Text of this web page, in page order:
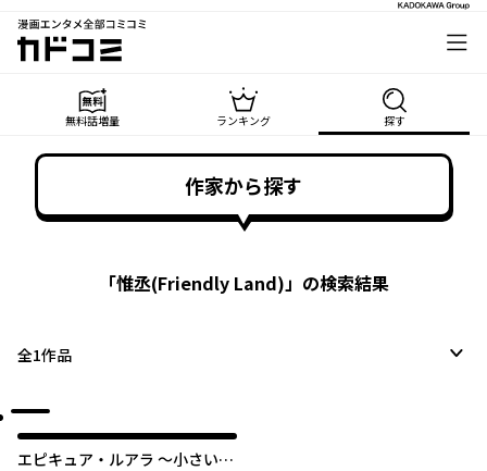
漫画エンタメ全部コミコミ
カドコミ
無料話増量 ランキング 探す
作家から探す
「惟丞(Friendly Land)」の検索結果
全1作品
エピキュア・ルアラ ～小さい女